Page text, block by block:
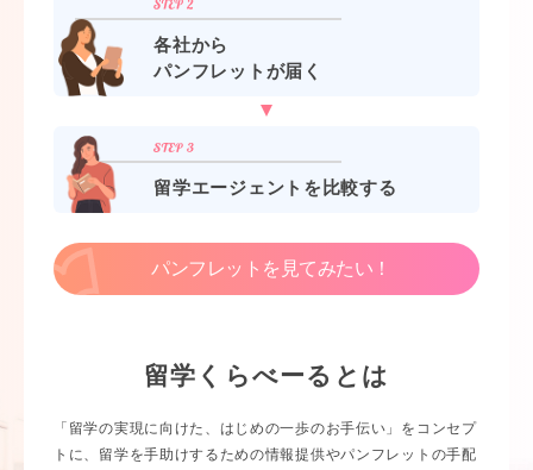
各社から
パンフレットが届く
留学エージェントを比較する
パンフレットを見てみたい！
留学くらべーるとは
「留学の実現に向けた、はじめの一歩のお手伝い」をコンセプ
トに、留学を手助けするための情報提供やパンフレットの手配